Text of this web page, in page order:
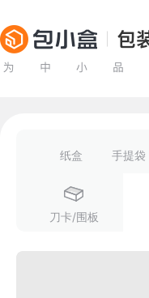
纸盒 手提袋
刀卡/围板